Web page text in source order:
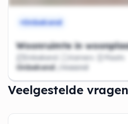
Onbekend
Woonruimte in
Onbekend Kamers
Plaats
Onbekend
/maand
Veelgestelde vragen